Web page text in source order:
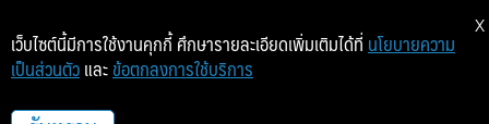
หอมกรุ่นกลิ่นดอกไม้แห่งรัก ในงาน
เว็บไซต์นี้มีการใช้งานคุกกี้ ศึกษารายละเอียดเพิ่มเติมได้ที่ นโยบายความ
เป็นส่วนตัว และ ข้อตกลงการใช้บริการ
X